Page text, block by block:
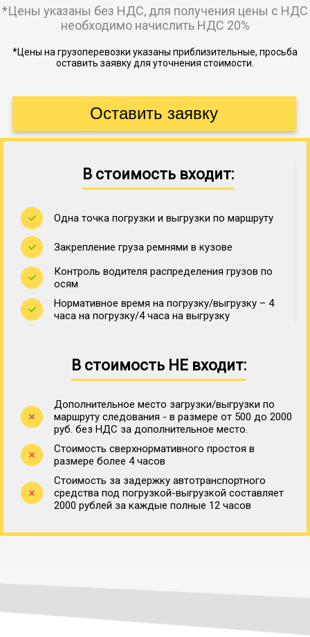
*Цены указаны без НДС, для получения цены с НДС
необходимо начислить НДС 20%
*Цены на грузоперевозки указаны приблизительные, просьба
оставить заявку для уточнения стоимости.
В стоимость входит:
Одна точка погрузки и выгрузки по маршруту
Закрепление груза ремнями в кузове
Контроль водителя распределения грузов по
осям
Нормативное время на погрузку/выгрузку – 4
часа на погрузку/4 часа на выгрузку
В стоимость НЕ входит:
Дополнительное место загрузки/выгрузки по
маршруту следования - в размере от 500 до 2000
руб. без НДС за дополнительное место.
Стоимость сверхнормативного простоя в
размере более 4 часов
Стоимость за задержку автотранспортного
средства под погрузкой-выгрузкой составляет
2000 рублей за каждые полные 12 часов